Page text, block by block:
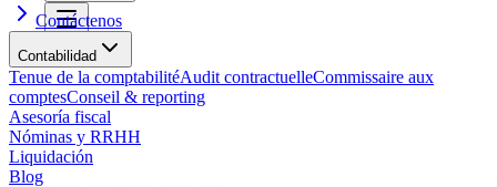
Contáctenos
Contabilidad
Tenue de la comptabilitéAudit contractuelleCommissaire aux
comptesConseil & reporting
Asesoría fiscal
Nóminas y RRHH
Liquidación
Blog